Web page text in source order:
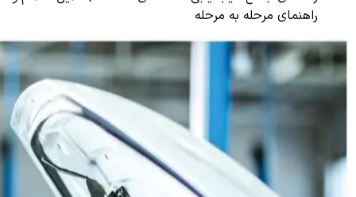
راهنمای مرحله به مرحله